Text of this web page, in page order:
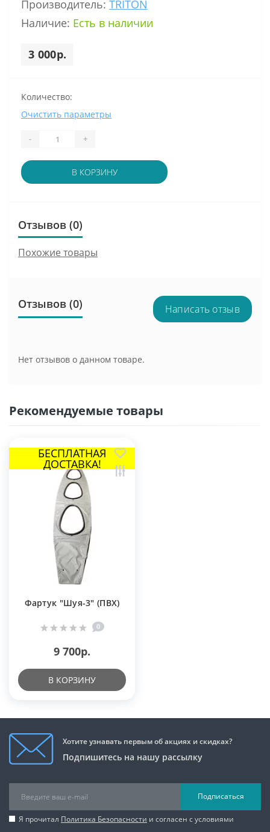
Производитель: TRITON
Наличие: Есть в наличии
3 000р.
Количество:
Очистить параметры
- +
В КОРЗИНУ
Отзывов (0)
Похожие товары
Отзывов (0) Написать отзыв
Нет отзывов о данном товаре.
Рекомендуемые товары
БЕСПЛАТНАЯ
ДОСТАВКА!
Фартук "Шуя-3" (ПВХ)
0
9 700р.
В КОРЗИНУ
Хотите узнавать первым об акциях и скидках?
Подпишитесь на нашу рассылку
Подписаться
Я прочитал Политика Безопасности и согласен с условиями